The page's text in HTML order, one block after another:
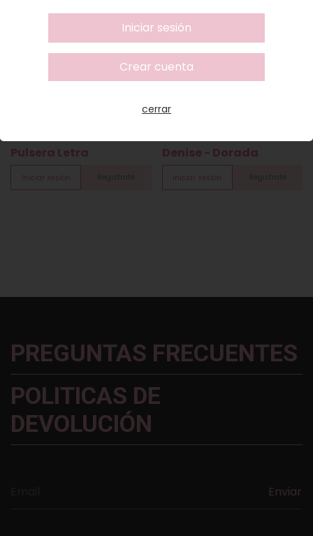
Pulsera Letra
Iniciar sesión
Denise - Dorada
Iniciar sesión
PREGUNTAS FRECUENTES
POLITICAS DE
DEVOLUCIÓN
Iniciar sesión
Crear cuenta
cerrar